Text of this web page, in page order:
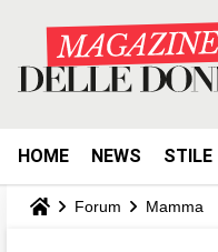
HOME NEWS STILE
Forum Mamma